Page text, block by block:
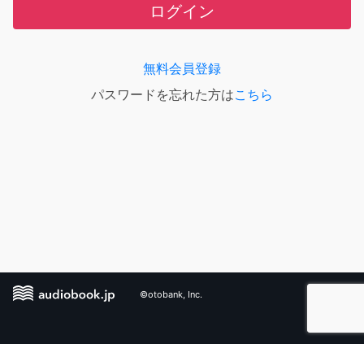
ログイン
無料会員登録
パスワードを忘れた方はこちら
©otobank, Inc.